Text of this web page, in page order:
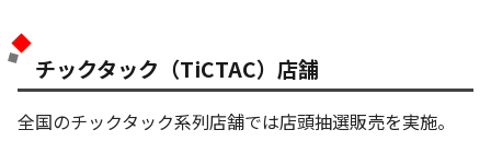
チックタック（TiCTAC）店舗
全国のチックタック系列店舗では店頭抽選販売を実施。